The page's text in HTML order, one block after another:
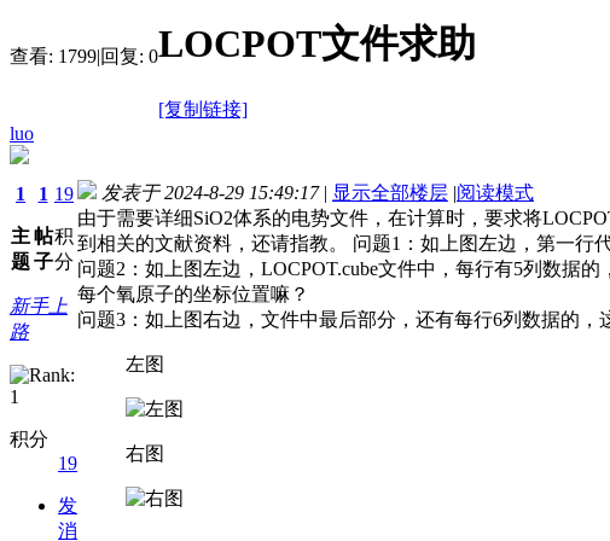
查看: 1799|回复: 0LOCPOT文件求助
[复制链接]
luo
1
主
题
1
帖
子
19
积
分
新手上
路
积分
19
发
消
发表于 2024-8-29 15:49:17 | 显示全部楼层 |阅读模式
由于需要详细SiO2体系的电势文件，在计算时，要求将
到相关的文献资料，还请指教。 问题1：如上图左边，第一行
问题2：如上图左边，LOCPOT.cube文件中，每行有5列数据
每个氧原子的坐标位置嘛？
问题3：如上图右边，文件中最后部分，还有每行6列数据的，
左图
右图